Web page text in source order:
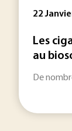
22
Les
au
De